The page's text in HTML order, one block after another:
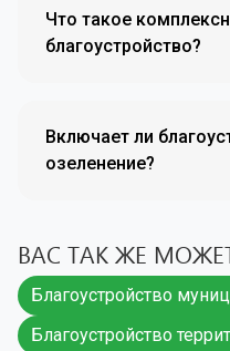
натуральный
древесина и
Что такое
благоустройство?
озеленения, зон
детей и спорта.
Включает ли
озеленение?
деревьев,
создание парков и
ВАС ТАК ЖЕ
Благоустройство
Благоустройство